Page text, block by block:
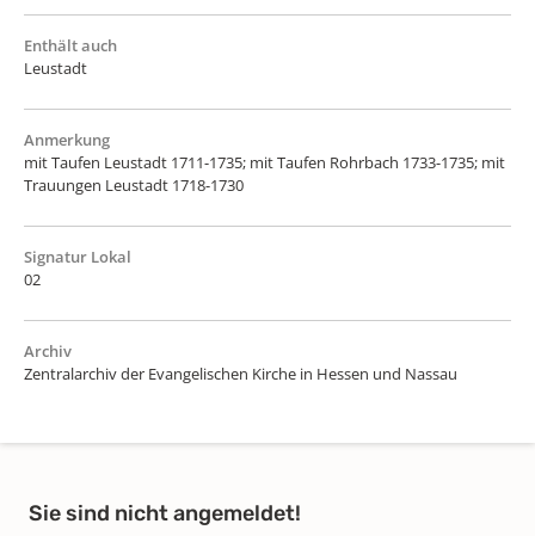
Enthält auch
Leustadt
Anmerkung
mit Taufen Leustadt 1711-1735; mit Taufen Rohrbach 1733-1735; mit
Trauungen Leustadt 1718-1730
Signatur Lokal
02
Archiv
Zentralarchiv der Evangelischen Kirche in Hessen und Nassau
Sie sind nicht angemeldet!